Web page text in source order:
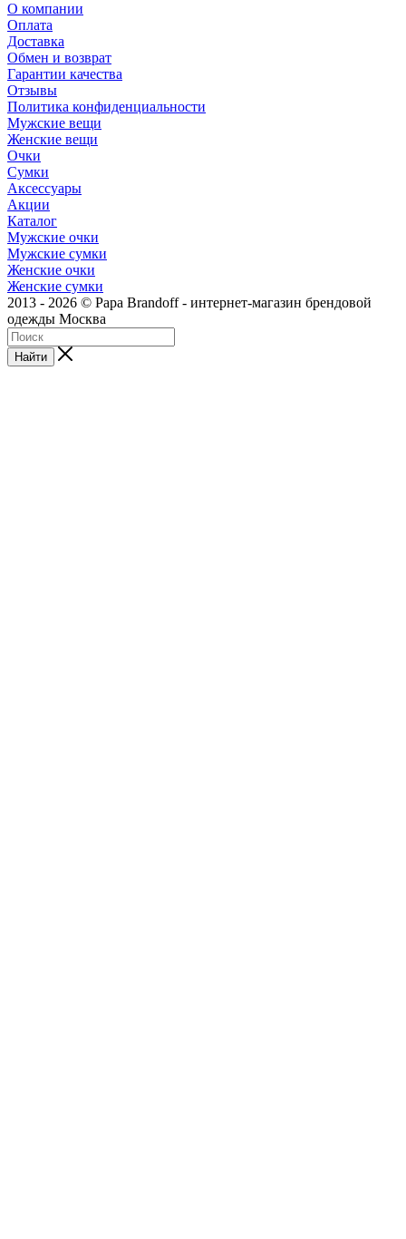
О компании
Оплата
Доставка
Обмен и возврат
Гарантии качества
Отзывы
Политика конфиденциальности
Мужские вещи
Женские вещи
Очки
Сумки
Аксессуары
Акции
Каталог
Мужские очки
Мужские сумки
Женские очки
Женские сумки
2013 - 2026 © Papa Brandoff - интернет-магазин брендовой
одежды Москва
Найти